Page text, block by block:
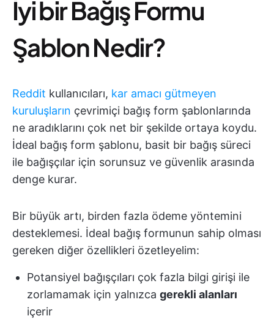
İyi bir Bağış Formu
Şablon Nedir?
Reddit kullanıcıları, kar amacı gütmeyen
kuruluşların çevrimiçi bağış form şablonlarında
ne aradıklarını çok net bir şekilde ortaya koydu.
İdeal bağış form şablonu, basit bir bağış süreci
ile bağışçılar için sorunsuz ve güvenlik arasında
denge kurar.
Bir büyük artı, birden fazla ödeme yöntemini
desteklemesi. İdeal bağış formunun sahip olması
gereken diğer özellikleri özetleyelim:
Potansiyel bağışçıları çok fazla bilgi girişi ile
zorlamamak için yalnızca gerekli alanları
içerir